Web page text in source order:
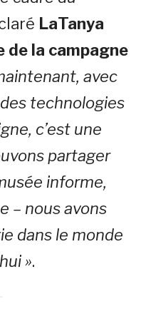
LaTanya
de la campagne
avec
technologies
c’est une
partager
informe,
– nous avons
dans le monde
».